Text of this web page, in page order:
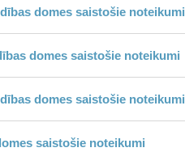
domes saistošie noteikumi
domes saistošie noteikumi
domes saistošie noteikumi
saistošie noteikumi